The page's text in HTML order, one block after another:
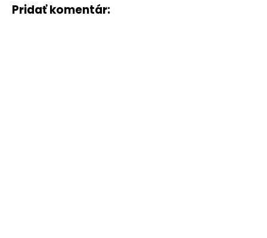
Pridať komentár: